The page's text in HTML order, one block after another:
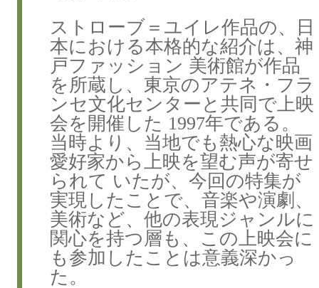
ストローブ＝ユイレ作品の、日
本における本格的な紹介は、神
戸ファッション 美術館が作品
を所蔵し、東京のアテネ・フラ
ンセ文化センターと共同で上映
会を開催した 1997年である。
当時より、当地でも熱心な映画
愛好家から上映を望む声が寄せ
られて いたが、今回の特集が
実現したことで、音楽や演劇、
美術など、他の表現ジャンルに
関心を持つ層も、この上映会に
も参加したことは意義深かっ
た。